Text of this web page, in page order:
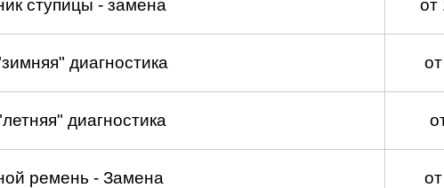
ступицы - замена от
диагностика
диагностика
ремень - Замена